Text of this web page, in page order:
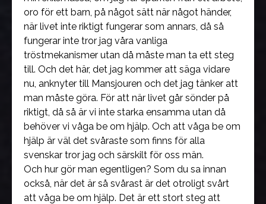
oro för ett barn, på något sätt när något händer,
när livet inte riktigt fungerar som annars, då så
fungerar inte tror jag våra vanliga
tröstmekanismer utan då måste man ta ett steg
till. Och det här, det jag kommer att säga vidare
nu, anknyter till Mansjouren och det jag tänker att
man måste göra. För att när livet går sönder på
riktigt, då så är vi inte starka ensamma utan då
behöver vi våga be om hjälp. Och att våga be om
hjälp är väl det svåraste som finns för alla
svenskar tror jag och särskilt för oss män.
Och hur gör man egentligen? Som du sa innan
också, när det är så svårast är det otroligt svårt
att våga be om hjälp. Det är ett stort steg att